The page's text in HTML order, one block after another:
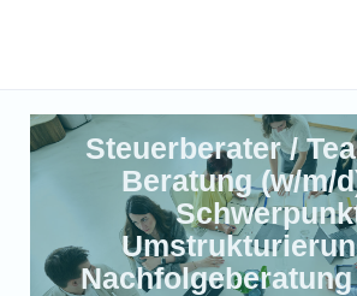
Steuerberater /
Beratung (w/m/